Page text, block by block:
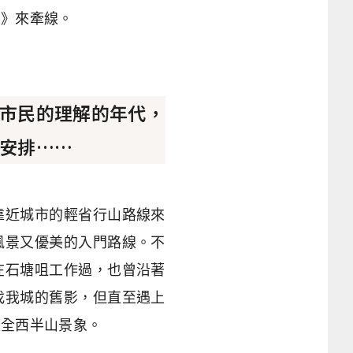
來牽線。
民的理解的年代，
安排……
城市的輕省行山路線來
又優美的入門路線。不
塘咀工作過，也曾沿著
城的舊影，但直至遇上
西半山景象。